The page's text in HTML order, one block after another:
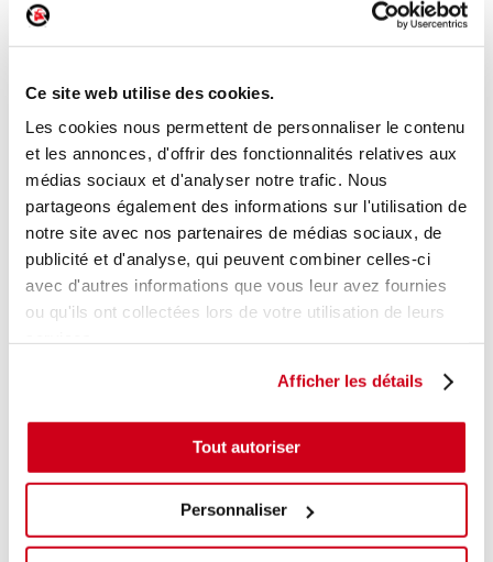
Ce site web utilise des cookies.
Les cookies nous permettent de personnaliser le contenu
et les annonces, d'offrir des fonctionnalités relatives aux
médias sociaux et d'analyser notre trafic. Nous
partageons également des informations sur l'utilisation de
notre site avec nos partenaires de médias sociaux, de
publicité et d'analyse, qui peuvent combiner celles-ci
avec d'autres informations que vous leur avez fournies
ou qu'ils ont collectées lors de votre utilisation de leurs
Afficher les détails
Tout autoriser
Personnaliser
Bouton de warning
Réf. constructeur :937901C000
Modèle de provenance
Caractéristiques techniques
En stock 18,00 € TTC
AJOUTER AU PANIER